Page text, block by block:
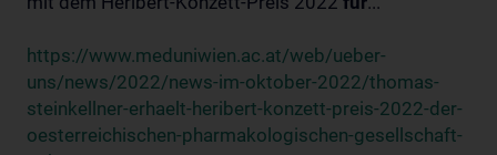
https://www.meduniwien.ac.at/web/ueber-
uns/news/2022/news-im-oktober-2022/thomas-
steinkellner-erhaelt-heribert-konzett-preis-2022-der-
oesterreichischen-pharmakologischen-gesellschaft-